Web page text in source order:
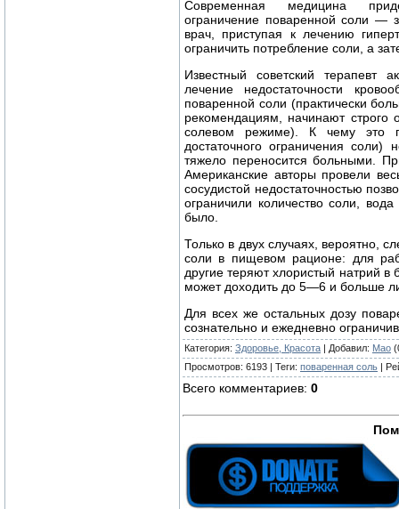
Современная медицина
ограничение поваренной соли —
врач, приступая к лечению
ограничить потребление соли, а
Известный советский терапевт
лечение недостаточности
поваренной соли (практически
рекомендациям, начинают строго
солевом режиме). К чему это
достаточного ограничения
тяжело переносится больными.
Американские авторы провели
сосудистой недостаточностью
ограничили количество соли,
было.
Только в двух случаях, вероятно,
соли в пищевом рационе: для
другие теряют хлористый натрий в
может доходить до 5—6 и больше
Для всех же остальных дозу
сознательно и ежедневно
Категория: Здоровье, Красота | Добавил: Mao
Просмотров: 6193 | Теги: поваренная соль |
Всего комментариев: 0